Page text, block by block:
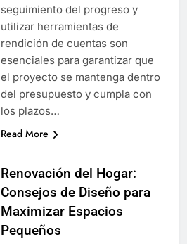
seguimiento del progreso y
utilizar herramientas de
rendición de cuentas son
esenciales para garantizar que
el proyecto se mantenga dentro
del presupuesto y cumpla con
los plazos…
Read More
Renovación del Hogar:
Consejos de Diseño para
Maximizar Espacios
Pequeños